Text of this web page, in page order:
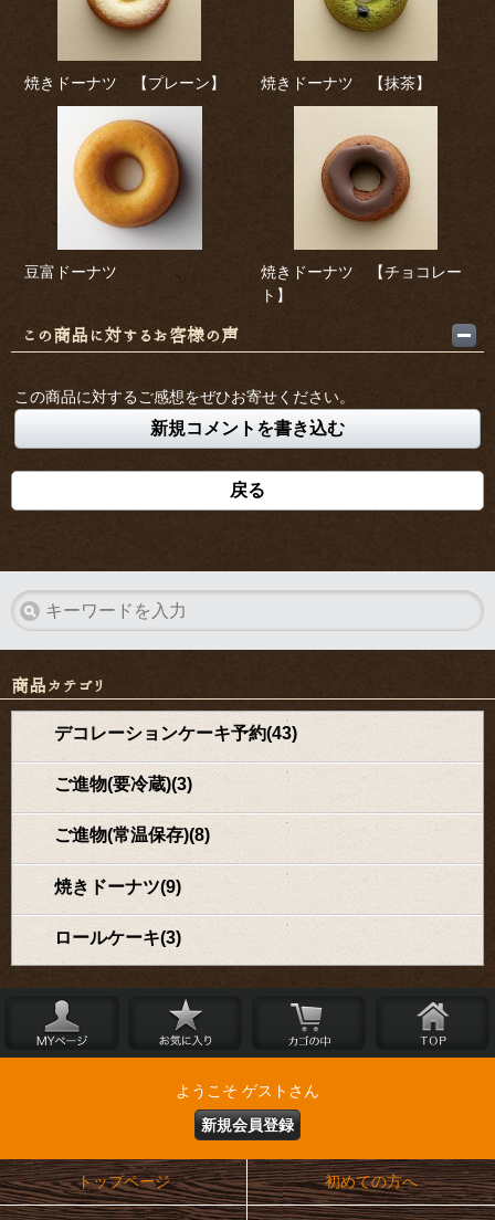
焼きドーナツ 【プレーン】 焼きドーナツ 【抹茶】
豆富ドーナツ
焼きドーナツ 【チョコレー
ト】
この商品に対するお客様の声
この商品に対するご感想をぜひお寄せください。
新規コメントを書き込む
戻る
商品カテゴリ
デコレーションケーキ予約(43)
ご進物(要冷蔵)(3)
ご進物(常温保存)(8)
焼きドーナツ(9)
ロールケーキ(3)
ようこそ ゲストさん
新規会員登録
トップページ 初めての方へ